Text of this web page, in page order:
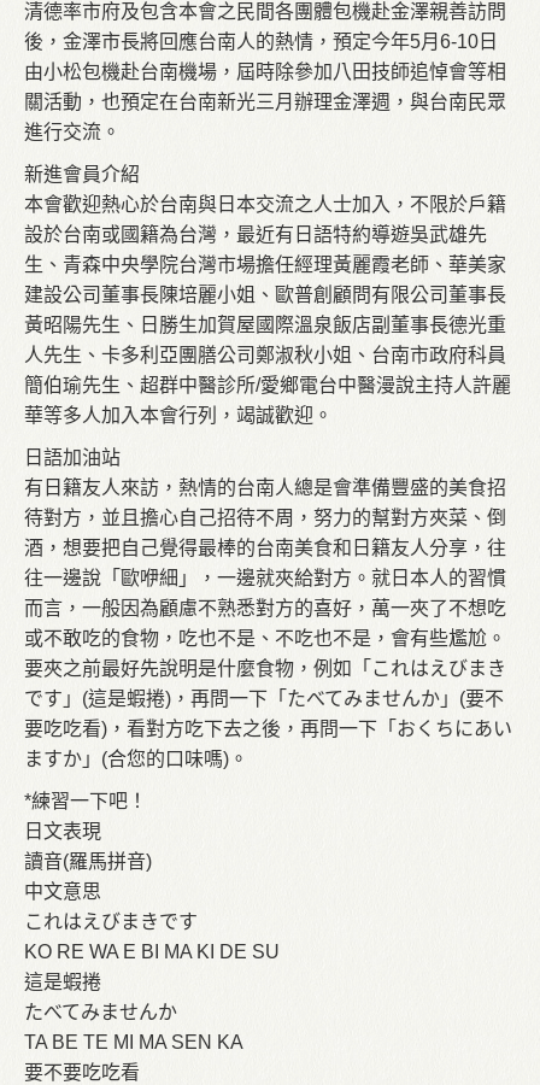
清德率市府及包含本會之民間各團體包機赴金澤親善訪問
後，金澤市長將回應台南人的熱情，預定今年5月6-10日
由小松包機赴台南機場，屆時除參加八田技師追悼會等相
關活動，也預定在台南新光三月辦理金澤週，與台南民眾
進行交流。
新進會員介紹
本會歡迎熱心於台南與日本交流之人士加入，不限於戶籍
設於台南或國籍為台灣，最近有日語特約導遊吳武雄先
生、青森中央學院台灣市場擔任經理黃麗霞老師、華美家
建設公司董事長陳培麗小姐、歐普創顧問有限公司董事長
黃昭陽先生、日勝生加賀屋國際溫泉飯店副董事長德光重
人先生、卡多利亞團膳公司鄭淑秋小姐、台南市政府科員
簡伯瑜先生、超群中醫診所/愛鄉電台中醫漫說主持人許麗
華等多人加入本會行列，竭誠歡迎。
日語加油站
有日籍友人來訪，熱情的台南人總是會準備豐盛的美食招
待對方，並且擔心自己招待不周，努力的幫對方夾菜、倒
酒，想要把自己覺得最棒的台南美食和日籍友人分享，往
往一邊說「歐咿細」，一邊就夾給對方。就日本人的習慣
而言，一般因為顧慮不熟悉對方的喜好，萬一夾了不想吃
或不敢吃的食物，吃也不是、不吃也不是，會有些尷尬。
要夾之前最好先說明是什麼食物，例如「これはえびまき
です」(這是蝦捲)，再問一下「たべてみませんか」(要不
要吃吃看)，看對方吃下去之後，再問一下「おくちにあい
ますか」(合您的口味嗎)。
*練習一下吧！
日文表現
讀音(羅馬拼音)
中文意思
これはえびまきです
KO RE WA E BI MA KI DE SU
這是蝦捲
たべてみませんか
TA BE TE MI MA SEN KA
要不要吃吃看